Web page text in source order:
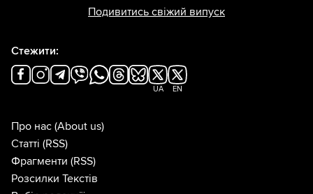
Подивитись свіжий випуск
Стежити:
UA EN
Про нас (About us)
Статті (RSS)
Фрагменти (RSS)
Розсилки Текстів